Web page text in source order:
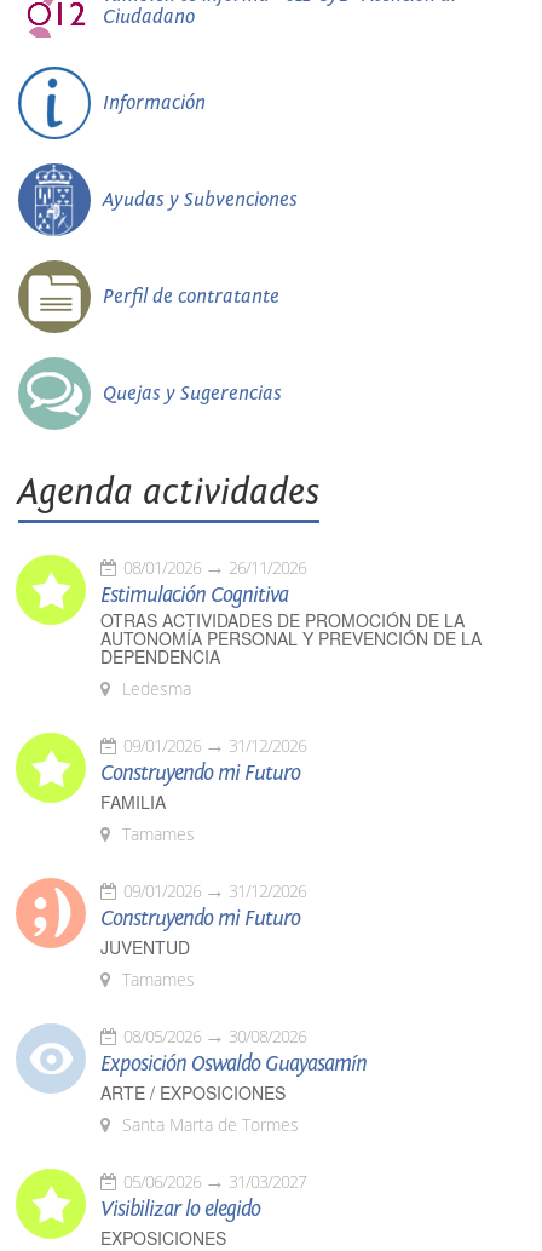
Ciudadano
Información
Ayudas y Subvenciones
Perfil de contratante
Quejas y Sugerencias
Agenda actividades
08/01/2026 26/11/2026
Estimulación Cognitiva
OTRAS ACTIVIDADES DE PROMOCIÓN DE LA
AUTONOMÍA PERSONAL Y PREVENCIÓN DE LA
DEPENDENCIA
Ledesma
09/01/2026 31/12/2026
Construyendo mi Futuro
FAMILIA
Tamames
09/01/2026 31/12/2026
Construyendo mi Futuro
JUVENTUD
Tamames
08/05/2026 30/08/2026
Exposición Oswaldo Guayasamín
ARTE / EXPOSICIONES
Santa Marta de Tormes
05/06/2026 31/03/2027
Visibilizar lo elegido
EXPOSICIONES